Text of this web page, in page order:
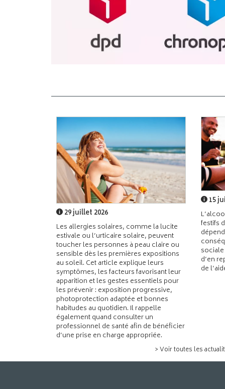
29 juillet 2026
Les allergies solaires, comme la lucite
estivale ou l’urticaire solaire, peuvent
toucher les personnes à peau claire ou
sensible dès les premières expositions
au soleil. Cet article explique leurs
symptômes, les facteurs favorisant leur
apparition et les gestes essentiels pour
les prévenir : exposition progressive,
photoprotection adaptée et bonnes
habitudes au quotidien. Il rappelle
également quand consulter un
professionnel de santé afin de bénéficier
d’une prise en charge appropriée.
15
festifs
d’en
de
> Voir toutes les